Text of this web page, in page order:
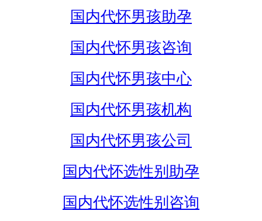
国内代怀男孩助孕
国内代怀男孩咨询
国内代怀男孩中心
国内代怀男孩机构
国内代怀男孩公司
国内代怀选性别助孕
国内代怀选性别咨询